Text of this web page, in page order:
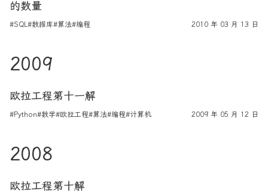
的数量
#SQL#数据库#算法#编程 2010 年 03 月 13 日
2009
欧拉工程第十一解
#Python#数学#欧拉工程#算法#编程#计算机 2009 年 05 月 12 日
2008
欧拉工程第十解